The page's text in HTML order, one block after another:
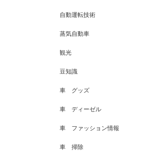
自動運転技術
蒸気自動車
観光
豆知識
車 グッズ
車 ディーゼル
車 ファッション情報
車 掃除